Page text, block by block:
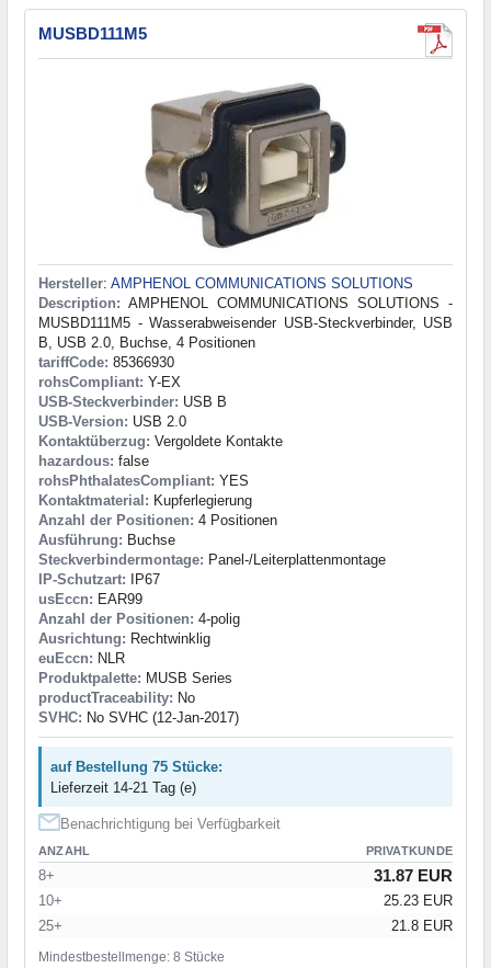
MUSBD111M5
Hersteller: AMPHENOL COMMUNICATIONS SOLUTIONS
Description: AMPHENOL COMMUNICATIONS SOLUTIONS -
MUSBD111M5 - Wasserabweisender USB-Steckverbinder, USB
B, USB 2.0, Buchse, 4 Positionen
tariffCode: 85366930
rohsCompliant: Y-EX
USB-Steckverbinder: USB B
USB-Version: USB 2.0
Kontaktüberzug: Vergoldete Kontakte
hazardous: false
rohsPhthalatesCompliant: YES
Kontaktmaterial: Kupferlegierung
Anzahl der Positionen: 4 Positionen
Ausführung: Buchse
Steckverbindermontage: Panel-/Leiterplattenmontage
IP-Schutzart: IP67
usEccn: EAR99
Anzahl der Positionen: 4-polig
Ausrichtung: Rechtwinklig
euEccn: NLR
Produktpalette: MUSB Series
productTraceability: No
SVHC: No SVHC (12-Jan-2017)
auf Bestellung 75 Stücke:
Lieferzeit 14-21 Tag (e)
Benachrichtigung bei Verfügbarkeit
ANZAHL PRIVATKUNDE
8+ 31.87 EUR
10+
25.23 EUR
25+
21.8 EUR
Mindestbestellmenge: 8 Stücke